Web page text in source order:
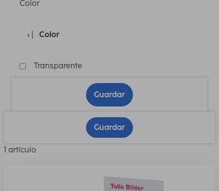
Color
Color
Transparente
Guardar
Guardar
1 artículo